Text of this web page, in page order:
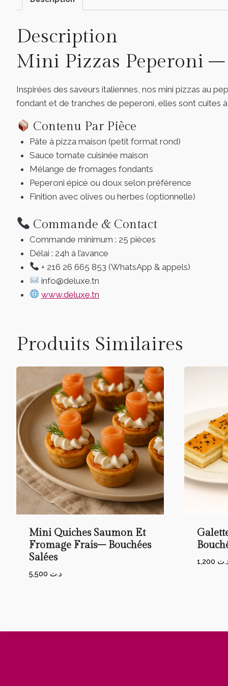
Description
Mini Pizzas Peperoni –
Inspirées des saveurs italiennes, nos mini pizzas au
fondant et de tranches de peperoni, elles sont cuites
Contenu Par Pièce
Pâte à pizza maison (petit format rond)
Sauce tomate cuisinée maison
Mélange de fromages fondants
Peperoni épicé ou doux selon préférence
Finition avec olives ou herbes (optionnelle)
Commande & Contact
Commande minimum : 25 pièces
Délai : 24h à l’avance
+ 216 26 665 853 (WhatsApp & appels)
info@deluxe.tn
www.deluxe.tn
Produits Similaires
Mini Quiches Saumon Et
Fromage Frais– Bouchées
Salées
د.ت